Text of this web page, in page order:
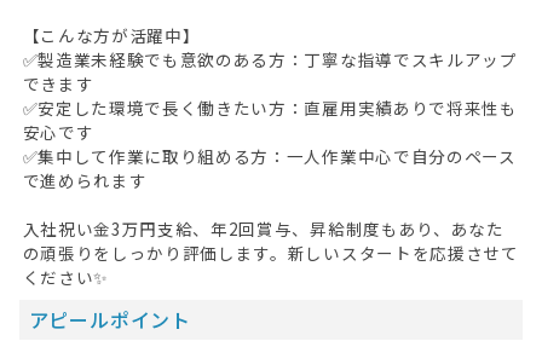
【こんな方が活躍中】
✅製造業未経験でも意欲のある方：丁寧な指導でスキルアップ
できます
✅安定した環境で長く働きたい方：直雇用実績ありで将来性も
安心です
✅集中して作業に取り組める方：一人作業中心で自分のペース
で進められます
入社祝い金3万円支給、年2回賞与、昇給制度もあり、あなた
の頑張りをしっかり評価します。新しいスタートを応援させて
ください✨
アピールポイント